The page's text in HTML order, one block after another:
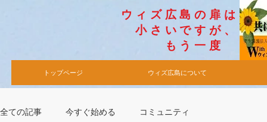
​ウィズ広島の扉は
小さいですが​、
​もう一度
トップページ ウィズ広島について
全ての記事 今すぐ始める コミュニティ